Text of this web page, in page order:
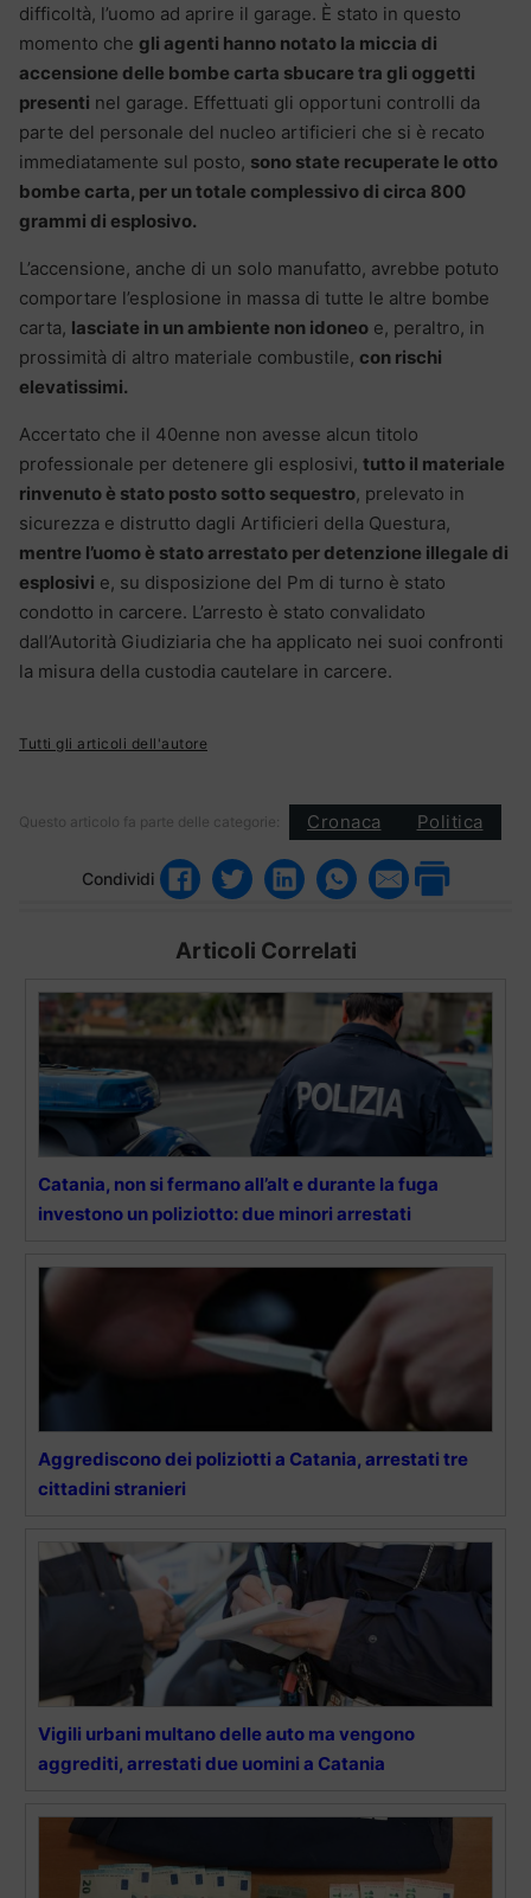
difficoltà, l’uomo ad aprire il garage. È stato in questo
momento che gli agenti hanno notato la miccia di
accensione delle bombe carta sbucare tra gli oggetti
presenti nel garage. Effettuati gli opportuni controlli da
parte del personale del nucleo artificieri che si è recato
immediatamente sul posto, sono state recuperate le otto
bombe carta, per un totale complessivo di circa 800
grammi di esplosivo.
L’accensione, anche di un solo manufatto, avrebbe potuto
comportare l’esplosione in massa di tutte le altre bombe
carta, lasciate in un ambiente non idoneo e, peraltro, in
prossimità di altro materiale combustile, con rischi
elevatissimi.
Accertato che il 40enne non avesse alcun titolo
professionale per detenere gli esplosivi, tutto il materiale
rinvenuto è stato posto sotto sequestro, prelevato in
sicurezza e distrutto dagli Artificieri della Questura,
mentre l’uomo è stato arrestato per detenzione illegale di
esplosivi e, su disposizione del Pm di turno è stato
condotto in carcere. L’arresto è stato convalidato
dall’Autorità Giudiziaria che ha applicato nei suoi confronti
la misura della custodia cautelare in carcere.
Tutti gli articoli dell'autore
Questo articolo fa parte delle categorie: Cronaca Politica
Condividi
Articoli Correlati
Catania, non si fermano all’alt e durante la fuga
investono un poliziotto: due minori arrestati
Aggrediscono dei poliziotti a Catania, arrestati tre
cittadini stranieri
Vigili urbani multano delle auto ma vengono
aggrediti, arrestati due uomini a Catania